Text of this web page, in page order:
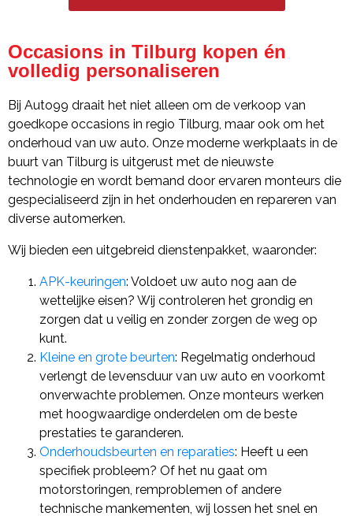
Occasions in Tilburg kopen én
volledig personaliseren
Bij Auto99 draait het niet alleen om de verkoop van
goedkope occasions in regio Tilburg, maar ook om het
onderhoud van uw auto. Onze moderne werkplaats in de
buurt van Tilburg is uitgerust met de nieuwste
technologie en wordt bemand door ervaren monteurs die
gespecialiseerd zijn in het onderhouden en repareren van
diverse automerken.
Wij bieden een uitgebreid dienstenpakket, waaronder:
APK-keuringen: Voldoet uw auto nog aan de
wettelijke eisen? Wij controleren het grondig en
zorgen dat u veilig en zonder zorgen de weg op
kunt.
Kleine en grote beurten: Regelmatig onderhoud
verlengt de levensduur van uw auto en voorkomt
onverwachte problemen. Onze monteurs werken
met hoogwaardige onderdelen om de beste
prestaties te garanderen.
Onderhoudsbeurten en reparaties: Heeft u een
specifiek probleem? Of het nu gaat om
motorstoringen, remproblemen of andere
technische mankementen, wij lossen het snel en